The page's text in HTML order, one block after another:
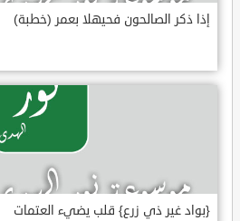
إذا ذكر الصالحون فحيهلا بعمر (خطبة)
{بواد غير ذي زرع} قلب يضيء العتمات